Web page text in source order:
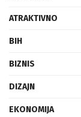
ATRAKTIVNO
BIH
BIZNIS
DIZAJN
EKONOMIJA